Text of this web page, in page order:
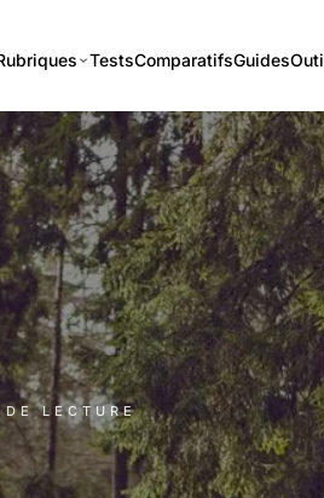
TestsComparatifsGuides
LECTURE